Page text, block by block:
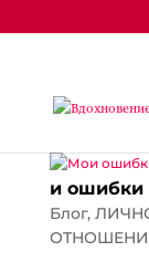
и ошибки
Блог,